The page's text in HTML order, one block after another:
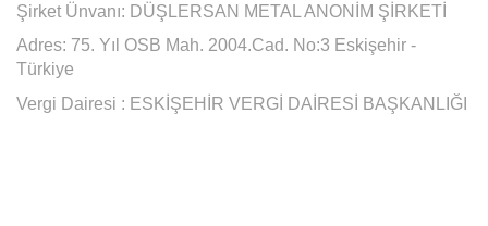
Şirket Ünvanı: DÜŞLERSAN METAL ANONİM ŞİRKETİ
Adres: 75. Yıl OSB Mah. 2004.Cad. No:3 Eskişehir -
Türkiye
Vergi Dairesi : ESKİŞEHİR VERGİ DAİRESİ BAŞKANLIĞI